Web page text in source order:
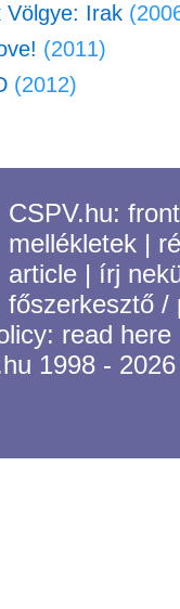
Völgye: Irak
(2011)
(2012)
CSPV.hu:
mellékletek |
article | írj
főszerkesztő
read here
1998 - 2026